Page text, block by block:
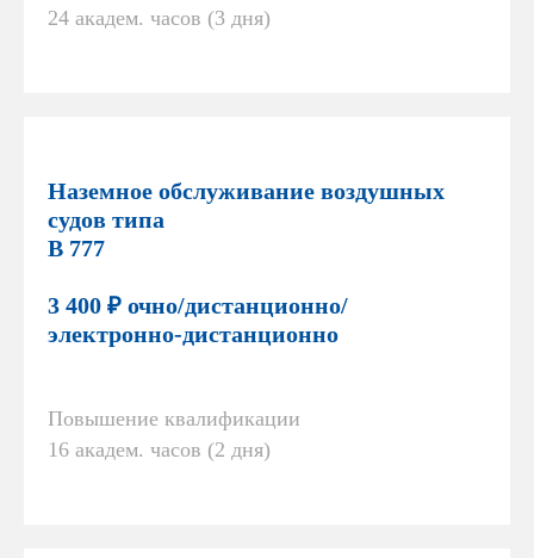
24 академ. часов (3 дня)
Наземное обслуживание воздушных
судов типа
В 777
3 400 ₽ очно/дистанционно/
электронно-дистанционно
Повышение квалификации
16 академ. часов (2 дня)